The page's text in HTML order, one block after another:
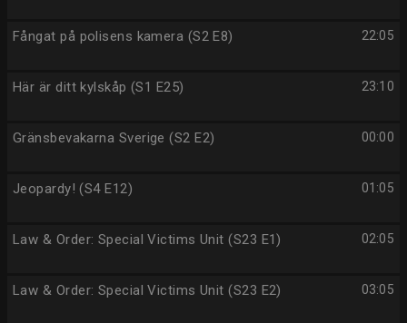
22:05
Fångat på polisens kamera (S2 E8)
23:10
Här är ditt kylskåp (S1 E25)
00:00
Gränsbevakarna Sverige (S2 E2)
01:05
Jeopardy! (S4 E12)
02:05
Law & Order: Special Victims Unit (S23 E1)
03:05
Law & Order: Special Victims Unit (S23 E2)